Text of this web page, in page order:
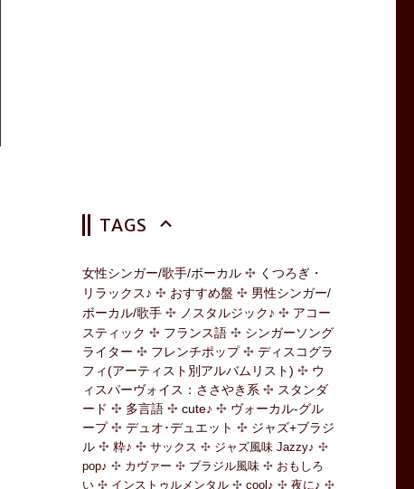
TAGS
女性シンガー/歌手/ボーカル
くつろぎ・
リラックス♪
おすすめ盤
男性シンガー/
ボーカル/歌手
ノスタルジック♪
アコー
スティック
フランス語
シンガーソング
ライター
フレンチポップ
ディスコグラ
フィ(アーティスト別アルバムリスト)
ウ
ィスパーヴォイス：ささやき系
スタンダ
ード
多言語 cute♪
ヴォーカル-グル
ープ
デュオ･デュエット
ジャズ+ブラジ
ル
粋♪ サックス
ジャズ風味 Jazzy♪
pop♪
カヴァー ブラジル風味
おもしろ
い
インストゥルメンタル cool♪ 夜に♪